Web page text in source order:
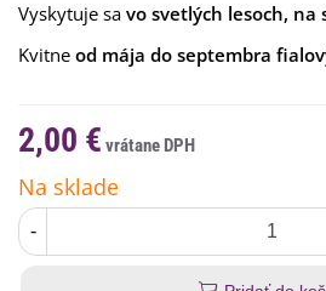
Vyskytuje sa vo svetlých lesoch, na
Kvitne od mája do septembra
2,00 €
Na sklade
-